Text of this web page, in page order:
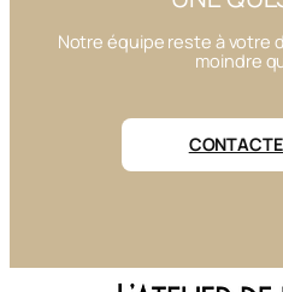
Notre équipe reste à votre
moindre